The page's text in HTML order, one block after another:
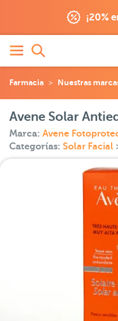
¡20%
Farmacia Nuestras
Avene Solar
Marca: Avene
Categorías: Solar Facial